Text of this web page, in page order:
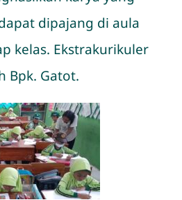
dipajang di aula
kelas. Ekstrakurikuler
Bpk. Gatot.